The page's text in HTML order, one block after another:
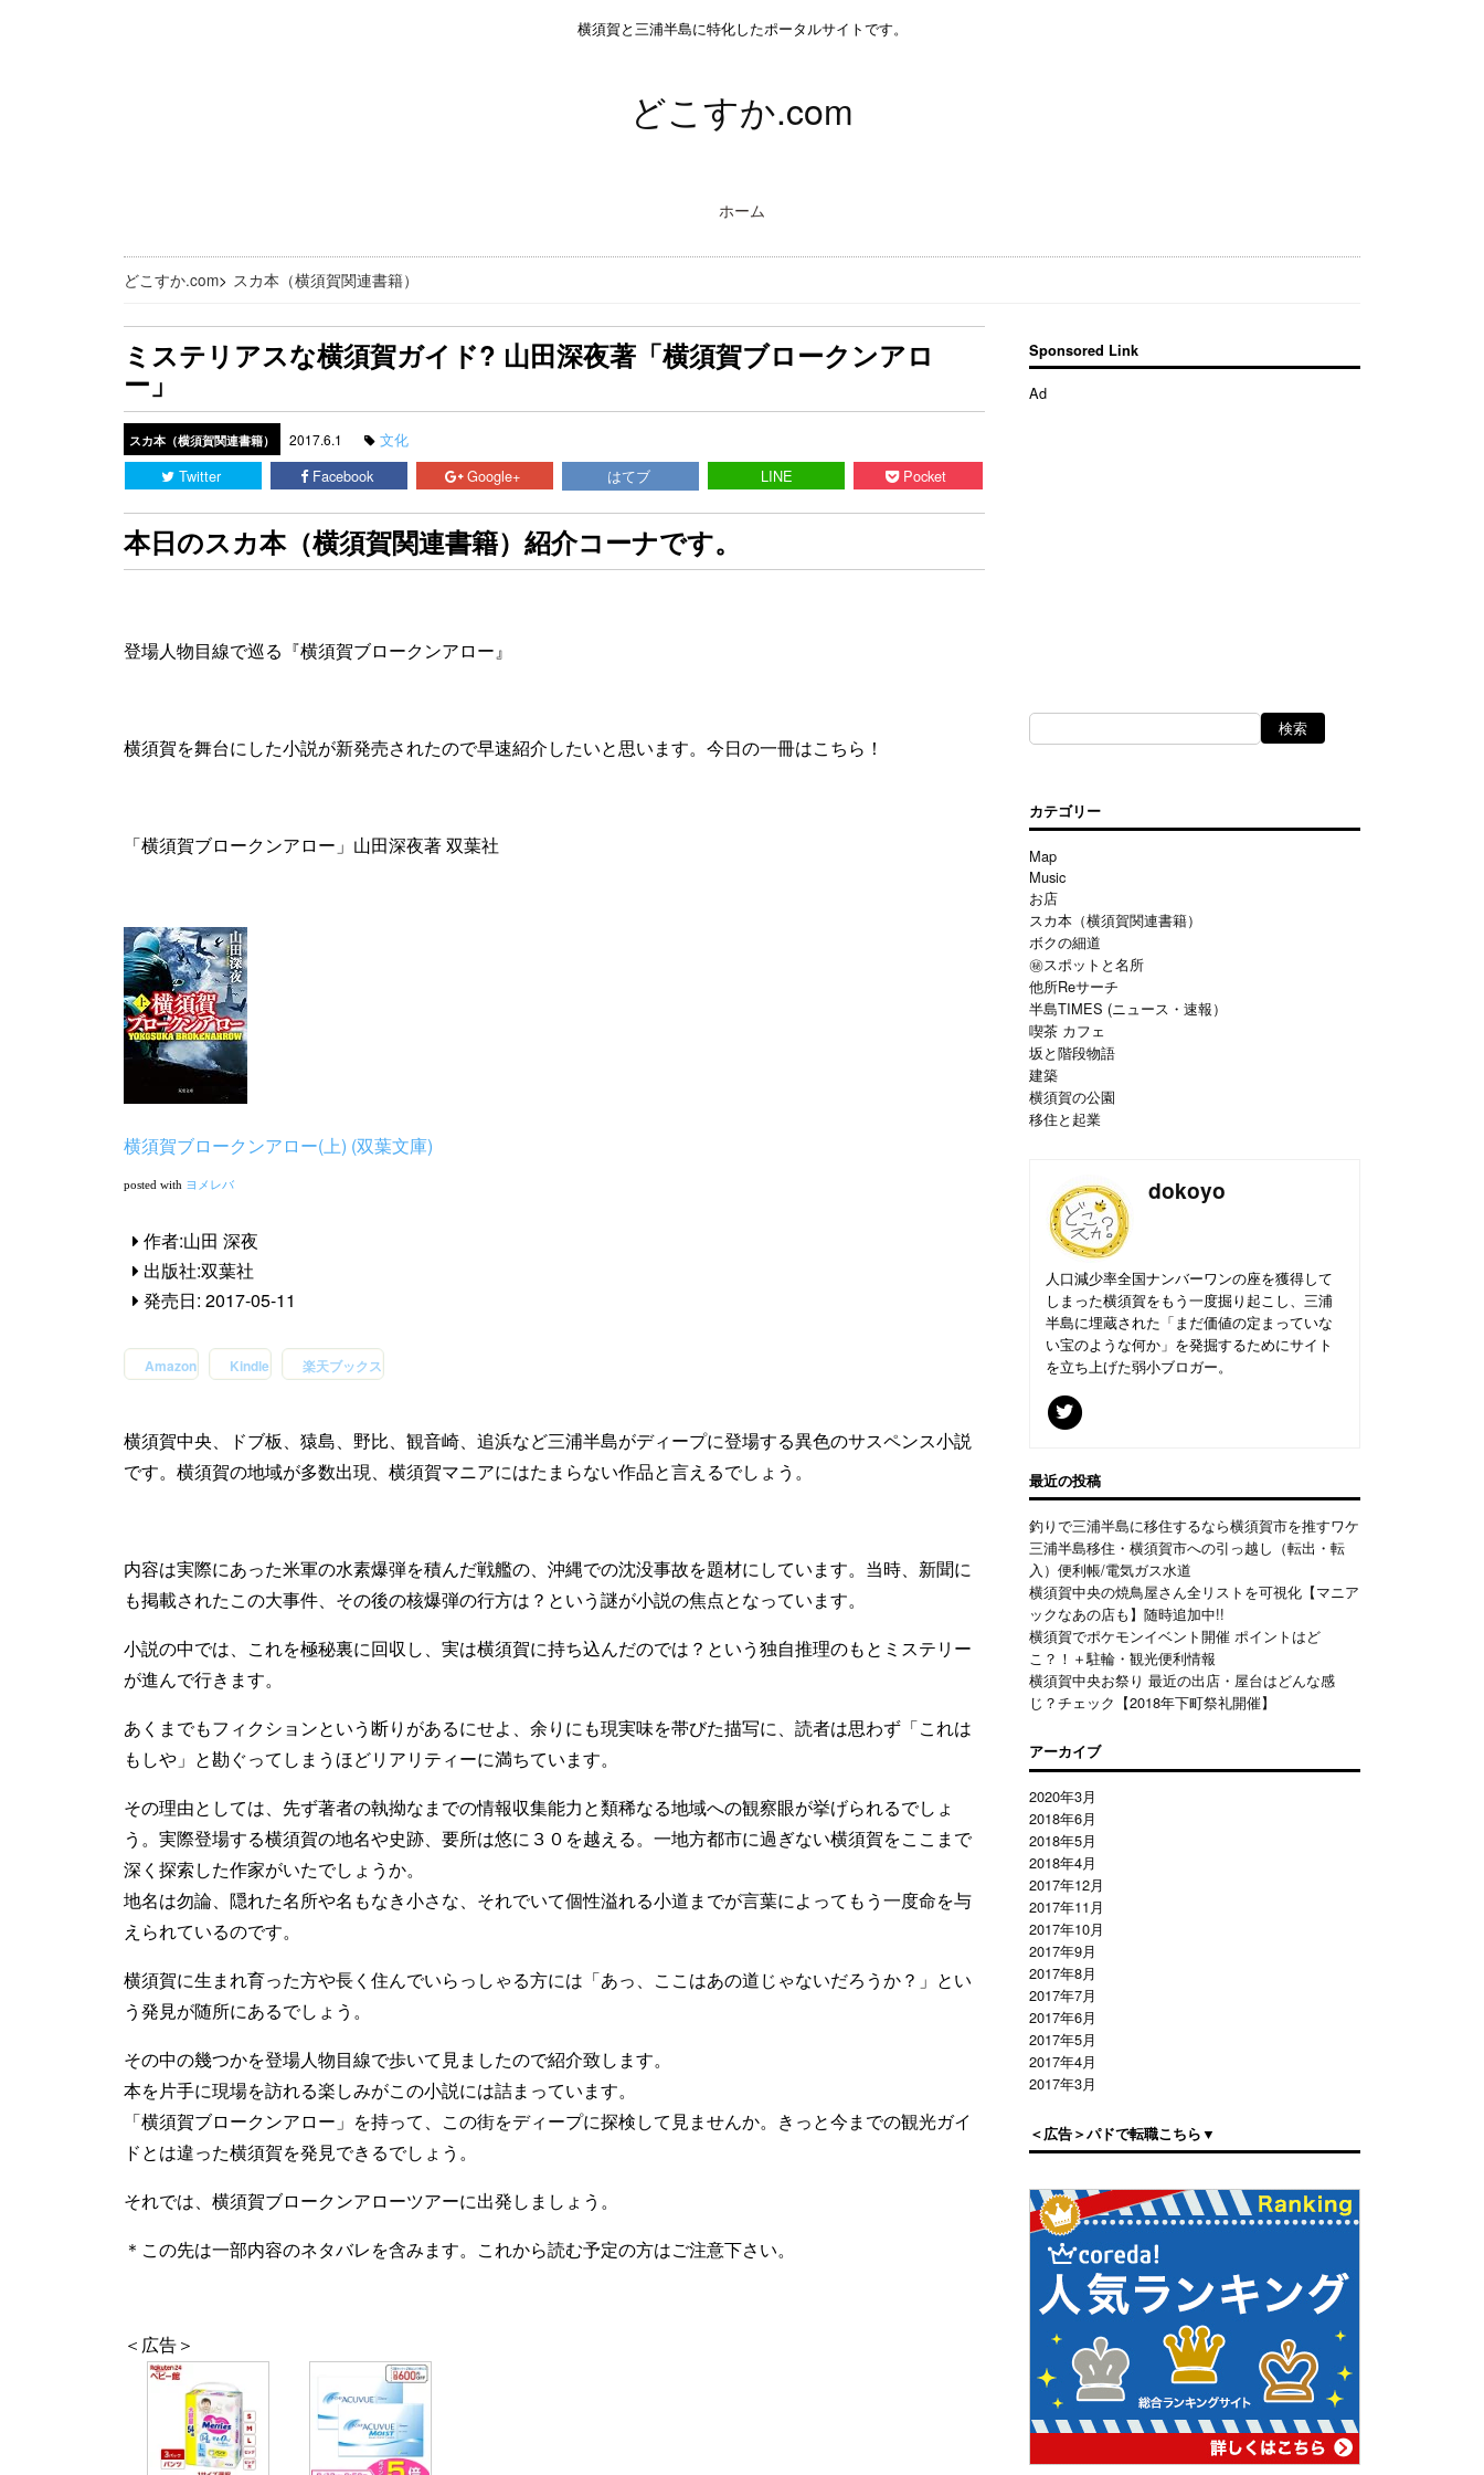
横須賀と三浦半島に特化したポータルサイトです。
どこすか.com
ホーム
どこすか.com> スカ本（横須賀関連書籍）
ミステリアスな横須賀ガイド? 山田深夜著「横須賀ブロークンアロ
ー」
スカ本（横須賀関連書籍） 2017.6.1
文化
Twitter
Facebook Google+ はてブ LINE Pocket
本日のスカ本（横須賀関連書籍）紹介コーナです。
登場人物目線で巡る『横須賀ブロークンアロー』
横須賀を舞台にした小説が新発売されたので早速紹介したいと思います。今日の一冊はこちら！
「横須賀ブロークンアロー」山田深夜著 双葉社
横須賀ブロークンアロー(上) (双葉文庫)
posted with ヨメレバ
作者:山田 深夜
出版社:双葉社
発売日: 2017-05-11
Amazon Kindle 楽天ブックス
横須賀中央、ドブ板、猿島、野比、観音崎、追浜など三浦半島がディープに登場する異色のサスペンス小説
です。横須賀の地域が多数出現、横須賀マニアにはたまらない作品と言えるでしょう。
内容は実際にあった米軍の水素爆弾を積んだ戦艦の、沖縄での沈没事故を題材にしています。当時、新聞に
も掲載されたこの大事件、その後の核爆弾の行方は？という謎が小説の焦点となっています。
小説の中では、これを極秘裏に回収し、実は横須賀に持ち込んだのでは？という独自推理のもとミステリー
が進んで行きます。
あくまでもフィクションという断りがあるにせよ、余りにも現実味を帯びた描写に、読者は思わず「これは
もしや」と勘ぐってしまうほどリアリティーに満ちています。
その理由としては、先ず著者の執拗なまでの情報収集能力と類稀なる地域への観察眼が挙げられるでしょ
う。実際登場する横須賀の地名や史跡、要所は悠に３０を越える。一地方都市に過ぎない横須賀をここまで
深く探索した作家がいたでしょうか。
地名は勿論、隠れた名所や名もなき小さな、それでいて個性溢れる小道までが言葉によってもう一度命を与
えられているのです。
横須賀に生まれ育った方や長く住んでいらっしゃる方には「あっ、ここはあの道じゃないだろうか？」とい
う発見が随所にあるでしょう。
その中の幾つかを登場人物目線で歩いて見ましたので紹介致します。
本を片手に現場を訪れる楽しみがこの小説には詰まっています。
「横須賀ブロークンアロー」を持って、この街をディープに探検して見ませんか。きっと今までの観光ガイ
ドとは違った横須賀を発見できるでしょう。
それでは、横須賀ブロークンアローツアーに出発しましょう。
＊この先は一部内容のネタバレを含みます。これから読む予定の方はご注意下さい。
＜広告＞
Sponsored Link
Ad
カテゴリー
Map
Music
お店
スカ本（横須賀関連書籍）
ボクの細道
㊙スポットと名所
他所Reサーチ
半島TIMES (ニュース・速報）
喫茶 カフェ
坂と階段物語
建築
横須賀の公園
移住と起業
dokoyo
人口減少率全国ナンバーワンの座を獲得して
しまった横須賀をもう一度掘り起こし、三浦
半島に埋蔵された「まだ価値の定まっていな
い宝のような何か」を発掘するためにサイト
を立ち上げた弱小ブロガー。
最近の投稿
釣りで三浦半島に移住するなら横須賀市を推すワケ
三浦半島移住・横須賀市への引っ越し（転出・転
入）便利帳/電気ガス水道
横須賀中央の焼鳥屋さん全リストを可視化【マニア
ックなあの店も】随時追加中!!
横須賀でポケモンイベント開催 ポイントはど
こ？！＋駐輪・観光便利情報
横須賀中央お祭り 最近の出店・屋台はどんな感
じ？チェック【2018年下町祭礼開催】
アーカイブ
2020年3月
2018年6月
2018年5月
2018年4月
2017年12月
2017年11月
2017年10月
2017年9月
2017年8月
2017年7月
2017年6月
2017年5月
2017年4月
2017年3月
＜広告＞パドで転職こちら▼